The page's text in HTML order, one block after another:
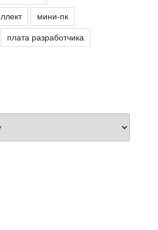
мини-пк
плата разработчика